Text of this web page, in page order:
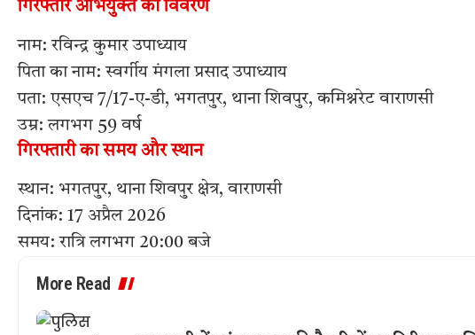
गिरफ्तार अभियुक्त का विवरण
नाम: रविन्द्र कुमार उपाध्याय
पिता का नाम: स्वर्गीय मंगला प्रसाद उपाध्याय
पता: एसएच 7/17-ए-डी, भगतपुर, थाना शिवपुर, कमिश्नरेट वाराणसी
उम्र: लगभग 59 वर्ष
गिरफ्तारी का समय और स्थान
स्थान: भगतपुर, थाना शिवपुर क्षेत्र, वाराणसी
दिनांक: 17 अप्रैल 2026
समय: रात्रि लगभग 20:00 बजे
More Read